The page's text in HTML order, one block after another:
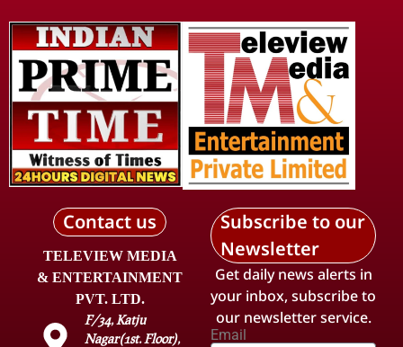
Contact us
TELEVIEW MEDIA
& ENTERTAINMENT
PVT. LTD.
F/34, Katju
Nagar(1st. Floor),
Subscribe to our
Newsletter
Get daily news alerts in
your inbox, subscribe to
our newsletter service.
Email